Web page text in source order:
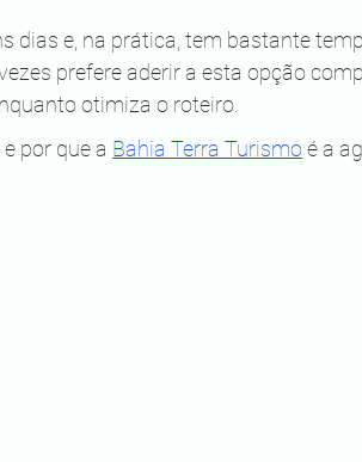
dias e, na prática, tem bastante
prefere aderir a esta opção
otimiza o roteiro.
por que a Bahia Terra Turismo é a